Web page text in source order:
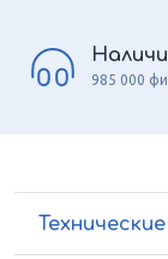
985 000